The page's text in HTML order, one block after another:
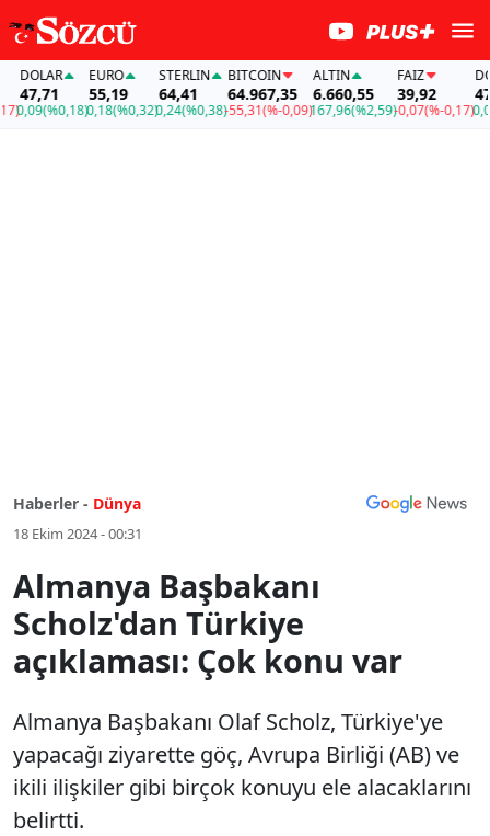
EURO
55,19
0,18(%0,32)
STERLIN
64,41
0,24(%0,38)
BITCOIN
64.967,35
-55,31(%-0,09)
ALTIN
6.660,55
167,96(%2,59)
FAİZ
39,92
-0,07(%-0,17)
DOLAR
47,71
0,09
Haberler - Dünya
18 Ekim 2024 - 00:31
Almanya Başbakanı
Scholz'dan Türkiye
açıklaması: Çok konu var
Almanya Başbakanı Olaf Scholz, Türkiye'ye
yapacağı ziyarette göç, Avrupa Birliği (AB) ve
ikili ilişkiler gibi birçok konuyu ele alacaklarını
belirtti.